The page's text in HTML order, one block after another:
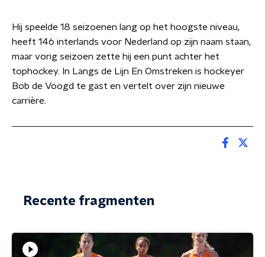
Hij speelde 18 seizoenen lang op het hoogste niveau,
heeft 146 interlands voor Nederland op zijn naam staan,
maar vorig seizoen zette hij een punt achter het
tophockey. In Langs de Lijn En Omstreken is hockeyer
Bob de Voogd te gast en vertelt over zijn nieuwe
carrière.
Recente fragmenten